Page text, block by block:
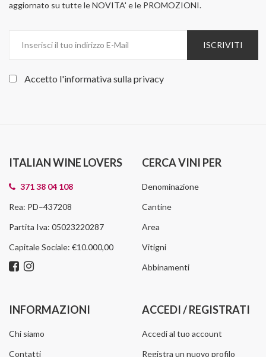
aggiornato su tutte le NOVITA' e le PROMOZIONI.
ISCRIVITI
Accetto l'informativa sullaprivacy
ITALIAN WINE LOVERS
371 38 04 108
Rea: PD–437208
Partita Iva: 05023220287
Capitale Sociale: €10.000,00
CERCA VINI PER
Denominazione
Cantine
Area
Vitigni
Abbinamenti
INFORMAZIONI
Chi siamo
Contatti
ACCEDI / REGISTRATI
Accedi al tuo account
Registra un nuovo profilo